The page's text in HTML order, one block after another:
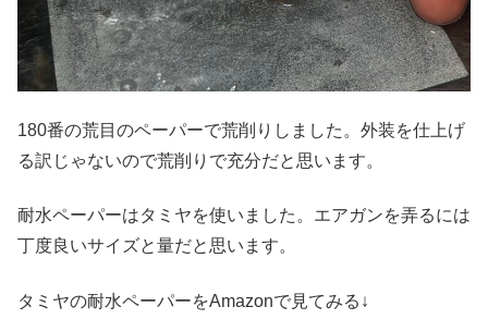
180番の荒目のペーパーで荒削りしました。外装を仕上げ
る訳じゃないので荒削りで充分だと思います。
耐水ペーパーはタミヤを使いました。エアガンを弄るには
丁度良いサイズと量だと思います。
タミヤの耐水ペーパーをAmazonで見てみる↓